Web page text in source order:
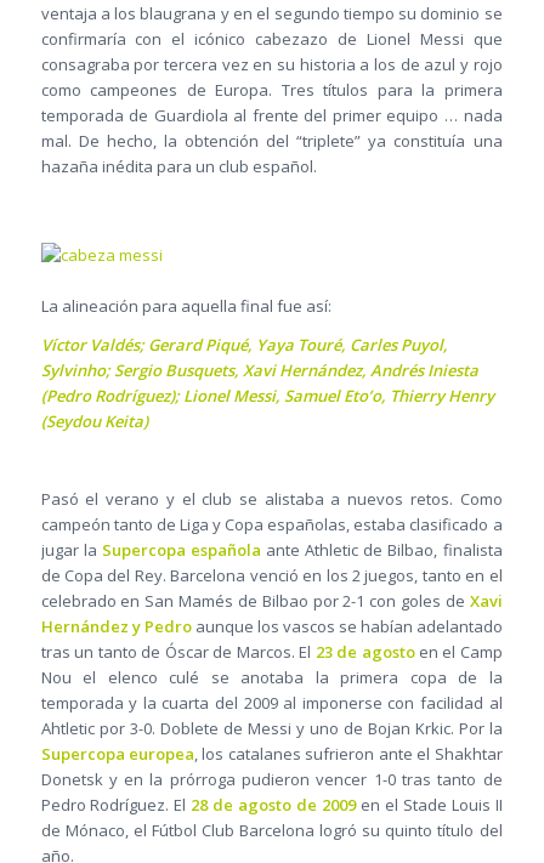
ventaja a los blaugrana y en el segundo tiempo su dominio se
confirmaría con el icónico cabezazo de Lionel Messi que
consagraba por tercera vez en su historia a los de azul y rojo
como campeones de Europa. Tres títulos para la primera
temporada de Guardiola al frente del primer equipo … nada
mal. De hecho, la obtención del “triplete” ya constituía una
hazaña inédita para un club español.
La alineación para aquella final fue así:
Víctor Valdés; Gerard Piqué, Yaya Touré, Carles Puyol,
Sylvinho; Sergio Busquets, Xavi Hernández, Andrés Iniesta
(Pedro Rodríguez); Lionel Messi, Samuel Eto’o, Thierry Henry
(Seydou Keita)
Pasó el verano y el club se alistaba a nuevos retos. Como
campeón tanto de Liga y Copa españolas, estaba clasificado a
jugar la Supercopa española ante Athletic de Bilbao, finalista
de Copa del Rey. Barcelona venció en los 2 juegos, tanto en el
celebrado en San Mamés de Bilbao por 2-1 con goles de Xavi
Hernández y Pedroaunque los vascos se habían adelantado
tras un tanto de Óscar de Marcos. El 23 de agostoen el Camp
Nou el elenco culé se anotaba la primera copa de la
temporada y la cuarta del 2009 al imponerse con facilidad al
Ahtletic por 3-0. Doblete de Messi y uno de Bojan Krkic. Por la
Supercopa europea, los catalanes sufrieron ante el Shakhtar
Donetsk y en la prórroga pudieron vencer 1-0 tras tanto de
Pedro Rodríguez. El 28 de agosto de 2009en el Stade Louis II
de Mónaco, el Fútbol Club Barcelona logró su quinto título del
año.